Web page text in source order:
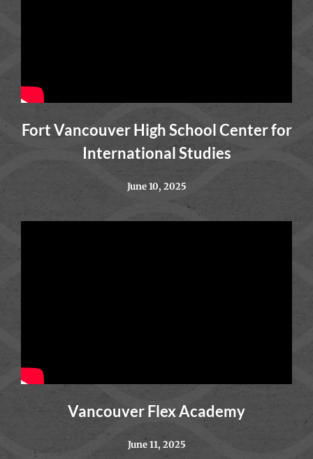
Fort Vancouver High School Center for
International Studies
June 10, 2025
Vancouver Flex Academy
June 11, 2025